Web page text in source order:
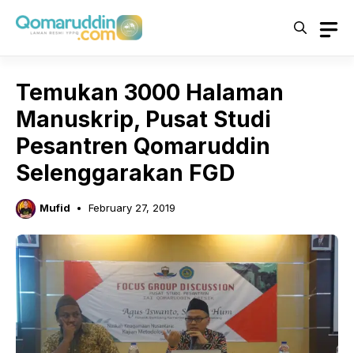
Temukan 3000 Halaman
Manuskrip, Pusat Studi
Pesantren Qomaruddin
Selenggarakan FGD
Mufid February 27, 2019